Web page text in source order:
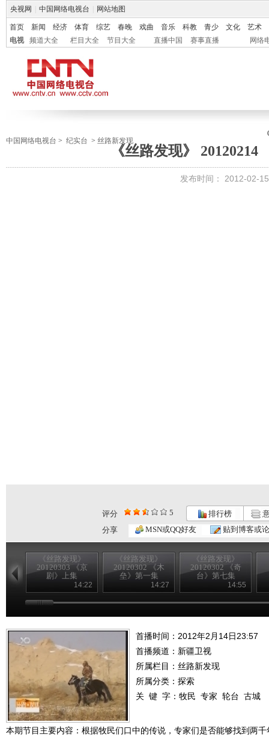
央视网 中国网络电视台 网站地图
首页 新闻 经济 体育 综艺 春晚 戏曲 音乐 科教 青少 文化
艺术
电视
频道大全 栏目大全 节目大全 直播中国 赛事直播 网络
中国网络电视台 > 纪实台 > 丝路新发现
《丝路发现》 20120214
发布时间： 2012-02-
评分 5 排行榜
分享
MSN或QQ好友 贴到博客或
《丝路发现》
20120303 《京
剧》上集
14:22
《丝路发现》
20120302 《木
垒》第一集
14:27
《丝路发现》
20120302 《奇
台》第七集
14:55
首播时间：2012年2月14日23:57
首播频道： 新疆卫视
所属栏目： 丝路新发现
所属分类：探索
关 键 字： 牧民 专家 轮台 古城
本期节目主要内容：根据牧民们口中的传说，专家们是否能够找到两